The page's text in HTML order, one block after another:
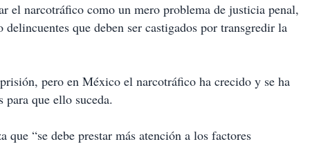
el narcotráfico como un mero problema de justicia penal,
que deben ser castigados por transgredir la
pero en México el narcotráfico ha crecido y se ha
que ello suceda.
“se debe prestar más atención a los factores